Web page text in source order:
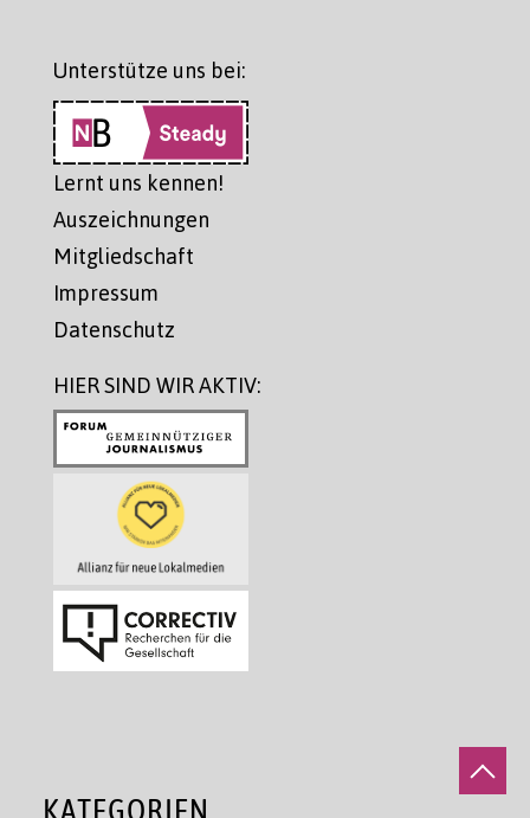
Unterstütze uns bei:
Lernt uns kennen!
Auszeichnungen
Mitgliedschaft
Impressum
Datenschutz
HIER SIND WIR AKTIV:
KATEGORIEN